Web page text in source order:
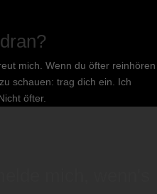
mich. Wenn du öfter reinhören
schauen: trag dich ein. Ich
öfter.